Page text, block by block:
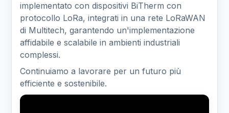
implementato con dispositivi BiTherm con
protocollo LoRa, integrati in una rete LoRaWAN
di Multitech, garantendo un'implementazione
affidabile e scalabile in ambienti industriali
complessi.
Continuiamo a lavorare per un futuro più
efficiente e sostenibile.